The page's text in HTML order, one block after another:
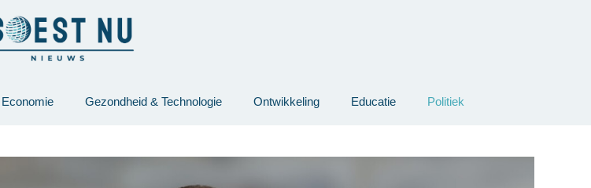
Economie Gezondheid & Technologie Ontwikkeling Educatie Politiek